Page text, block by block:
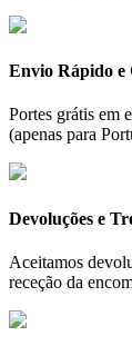
Envio Rápido e
Portes grátis em
(apenas para
Devoluções e
Aceitamos
receção da